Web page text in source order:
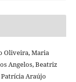
Oliveira, Maria
Angelos, Beatriz
Patrícia Araújo